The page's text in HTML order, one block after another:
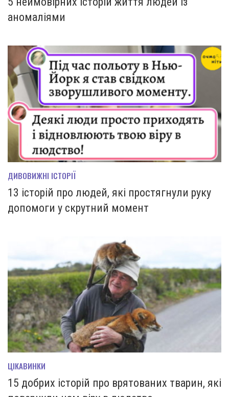
аномаліями
ДИВОВИЖНІ ІСТОРІЇ
13 історій про людей, які простягнули руку
допомоги у скрутний момент
ЦІКАВИНКИ
15 добрих історій про врятованих тварин, які